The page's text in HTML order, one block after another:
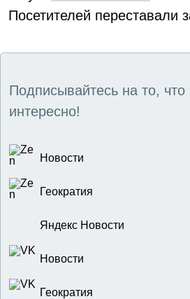
Посетителей переставали
Подписывайтесь на то,
интересно!
Новости
Геократия
Яндекс Новости
Новости
Геократия